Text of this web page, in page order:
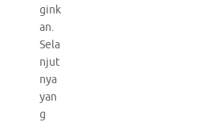
gink
an.
Sela
njut
nya
yan
g